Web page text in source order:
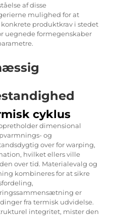
af disse
mulighed for at
produktkrav i stedet
uegnede formegenskaber
cyklus
dimensional
og
over for warping,
hvilket ellers ville
over tid. Materialevalg og
kombineres for at sikre
er
fra termisk udvidelse.
integritet, mister den